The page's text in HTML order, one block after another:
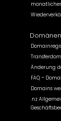
Domänen
Änderung
FAQ –
Domains
.nz